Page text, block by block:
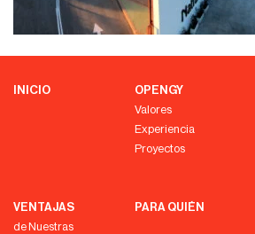
INICIO
OPENGY
Valores
Experiencia
Proyectos
VENTAJAS
de Nuestras
PARA QUIÉN